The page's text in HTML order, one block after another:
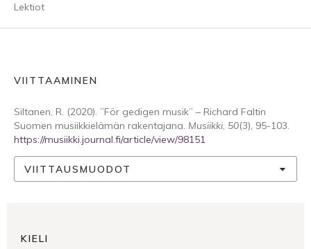
Lektiot
VIITTAAMINEN
Siltanen, R. (2020). ”För gedigen musik” – Richard Faltin
Suomen musiikkielämän rakentajana. Musiikki, 50(3), 95-103.
https://musiikki.journal.fi/article/view/98151
VIITTAUSMUODOT
KIELI